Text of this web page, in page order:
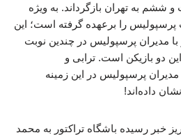
ششم به تهران بازگرداند. به ویژه
پرسپولیس را برعهده گرفته است؛ این
مدیران پرسپولیس در چندین نوبت
دو بازیکن است. ترابی و
پرسپولیس در این زمینه
داده‌اند!
خبر رسیده باشگاه تراکتور به محمد